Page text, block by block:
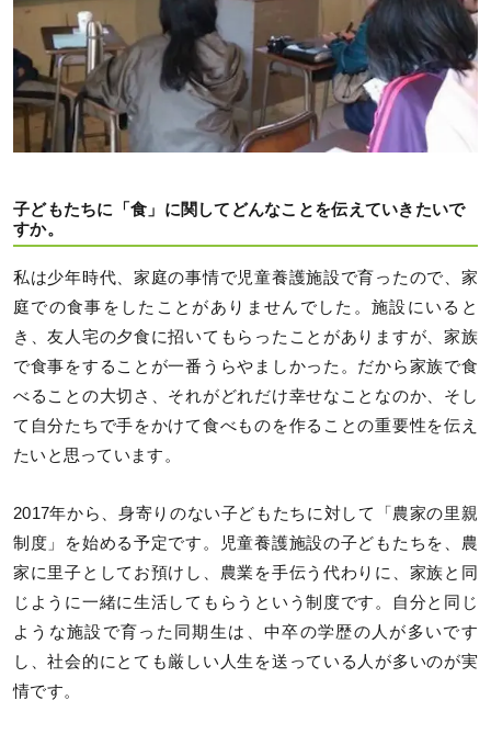
子どもたちに「食」に関してどんなことを伝えていきたいで
すか。
私は少年時代、家庭の事情で児童養護施設で育ったので、家
庭での食事をしたことがありませんでした。施設にいると
き、友人宅の夕食に招いてもらったことがありますが、家族
で食事をすることが一番うらやましかった。だから家族で食
べることの大切さ、それがどれだけ幸せなことなのか、そし
て自分たちで手をかけて食べものを作ることの重要性を伝え
たいと思っています。
2017年から、身寄りのない子どもたちに対して「農家の里親
制度」を始める予定です。児童養護施設の子どもたちを、農
家に里子としてお預けし、農業を手伝う代わりに、家族と同
じように一緒に生活してもらうという制度です。自分と同じ
ような施設で育った同期生は、中卒の学歴の人が多いです
し、社会的にとても厳しい人生を送っている人が多いのが実
情です。